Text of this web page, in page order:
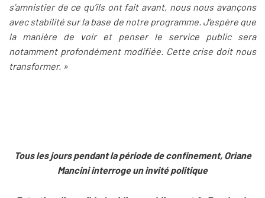
s’amnistier de ce qu’ils ont fait avant, nous nous avançons
avec stabilité sur la base de notre programme. J’espère que
la manière de voir et penser le service public sera
notamment profondément modifiée. Cette crise doit nous
transformer. »
Tous les jours pendant la période de confinement, Oriane
Mancini interroge un invité politique